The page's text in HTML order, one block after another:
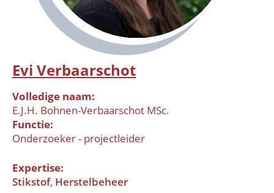
Evi Verbaarschot
Volledige naam
E.J.H. Bohnen-Verbaarschot MSc.
Functie
Onderzoeker - projectleider
Expertise
Stikstof Herstelbeheer